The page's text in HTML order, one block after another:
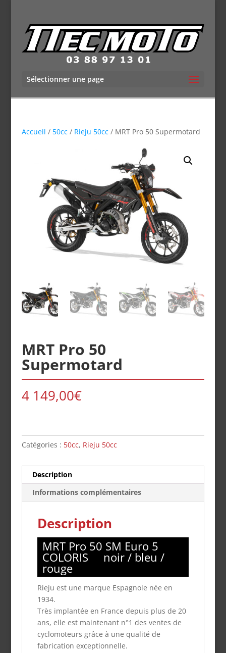
Sélectionner une page
Accueil / 50cc/ Rieju 50cc/ MRT Pro 50 Supermotard
MRT Pro 50
Supermotard
4 149,00€
Catégories : 50cc, Rieju 50cc
Description
Informations complémentaires
Description
MRT Pro 50 SM Euro 5
COLORIS noir / bleu /
rouge
Rieju est une marque Espagnole née en
1934.
Très implantée en France depuis plus de 20
ans, elle est maintenant n°1 des ventes de
cyclomoteurs grâce à une qualité de
fabrication exceptionnelle.